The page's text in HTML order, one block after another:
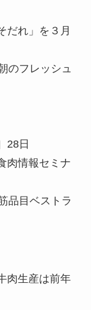
だれ」を３月
のフレッシュ
28日
肉情報セミナ
品目ベストラ
肉生産は前年